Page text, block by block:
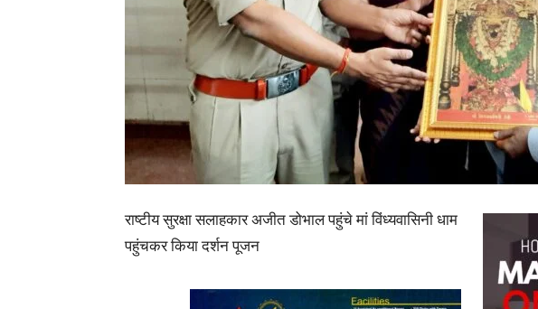
राष्टीय सुरक्षा सलाहकार अजीत डोभाल पहुंचे मां विंध्यवासिनी धाम
पहुंचकर किया दर्शन पूजन